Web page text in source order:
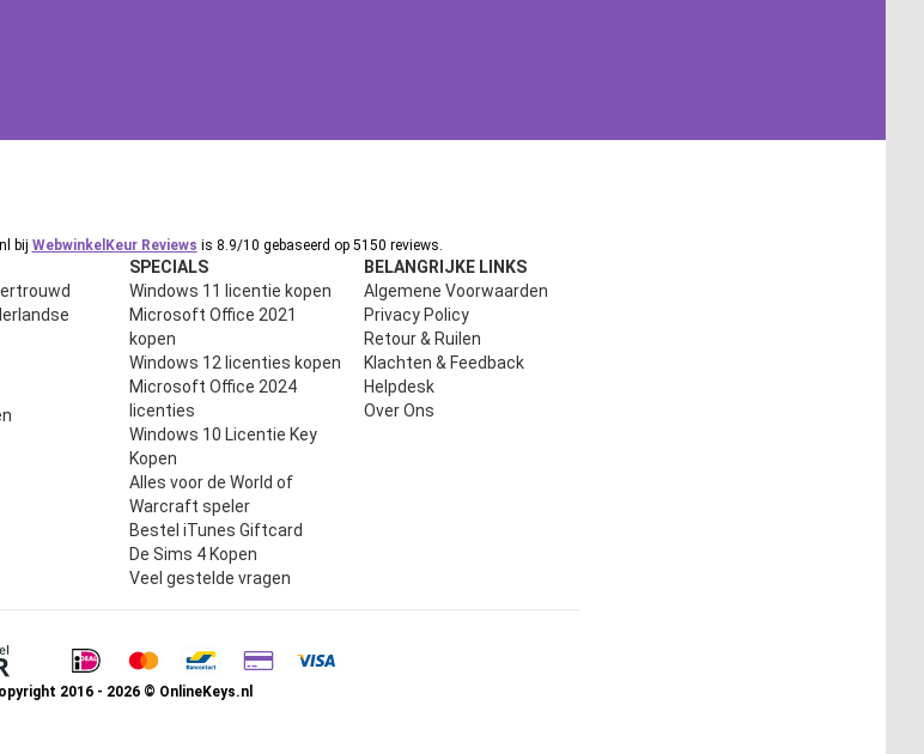
bij WebwinkelKeur Reviews is 8.9/10 gebaseerd op 5150 reviews.
SPECIALS
Windows 11 licentie kopen
Microsoft Office 2021
kopen
Windows 12 licenties kopen
Microsoft Office 2024
licenties
Windows 10 Licentie Key
Kopen
Alles voor de World of
Warcraft speler
Bestel iTunes Giftcard
De Sims 4 Kopen
Veel gestelde vragen
BELANGRIJKE LINKS
Algemene Voorwaarden
Privacy Policy
Retour & Ruilen
Klachten & Feedback
Helpdesk
Over Ons
2016 - 2026 © OnlineKeys.nl